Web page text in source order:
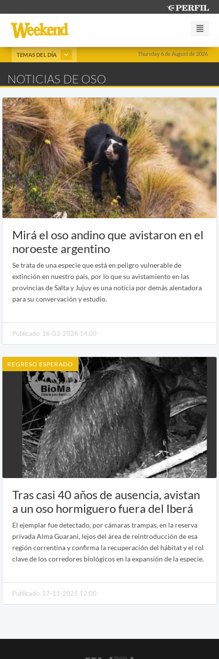
Thursday 6 de August de 2026
TEMAS DEL DÍA
NOTICIAS DE OSO
Mirá el oso andino que avistaron en el
noroeste argentino
Se trata de una especie que está en peligro vulnerable de
extinción en nuestro país, por lo que su avistamiento en las
provincias de Salta y Jujuy es una noticia por demás alentadora
para su convervación y estudio.
Publicado: 16-03-2026 14:00
REGRESO ESPERADO
Tras casi 40 años de ausencia, avistan
a un oso hormiguero fuera del Iberá
El ejemplar fue detectado, por cámaras trampas, en la reserva
privada Alma Guaraní, lejos del área de reintroducción de esa
región correntina y confirma la recuperación del hábitat y el rol
clave de los corredores biológicos en la expansión de la especie.
Publicado: 17-11-2025 12:00